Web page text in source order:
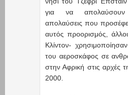
για να
απολαύσεις που
αυτός προορισμός,
Κλίντον-
του αεροσκάφος σε
στην Αφρική στις αρχές
2000.